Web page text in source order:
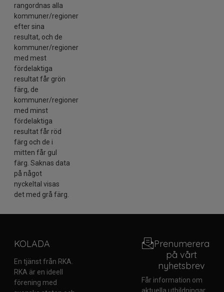
rangordnas alla
kommuner/regioner
efter sina
resultat, och de
kommuner/regioner
med mest
fördelaktiga
resultat får grön
färg, de
kommuner/regioner
med minst
fördelaktiga
resultat får röd
färg och de i
mitten får gul
färg. Saknas data
på något
nyckeltal visas
det med grå färg.
KOLADA
En tjänst från RKA.
RKA är en ideell
förening med
Prenumerera
på vårt
nyhetsbrev
Får information om